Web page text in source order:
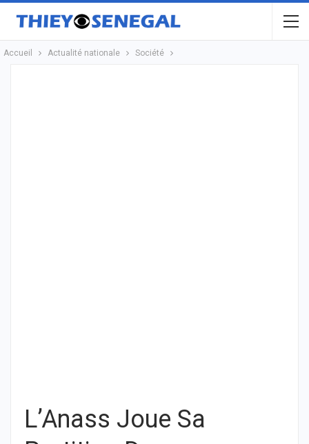
Accueil Actualité nationale Société
L’Anass Joue Sa